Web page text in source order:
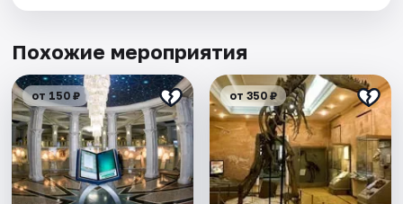
Похожие мероприятия
от 150 ₽ от 350 ₽